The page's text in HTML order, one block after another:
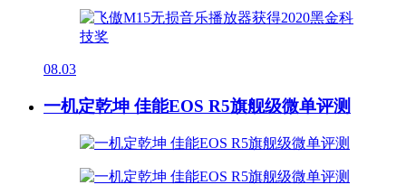
08.03
一机定乾坤 佳能EOS R5旗舰级微单评测